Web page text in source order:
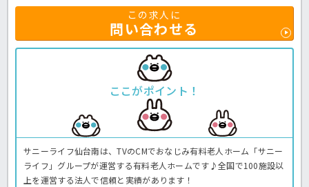
この求人に
問い合わせる
ここがポイント！
サニーライフ仙台南は、TVのCMでおなじみ有料老人ホーム「サニー
ライフ」グループが運営する有料老人ホームです♪全国で100施設以
上を運営する法人で信頼と実績があります！